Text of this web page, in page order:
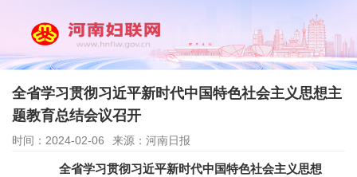
全省学习贯彻习近平新时代中国特色社会主义思想主
题教育总结会议召开
时间：2024-02-06 来源：河南日报
全省学习贯彻习近平新时代中国特色社会主义思想